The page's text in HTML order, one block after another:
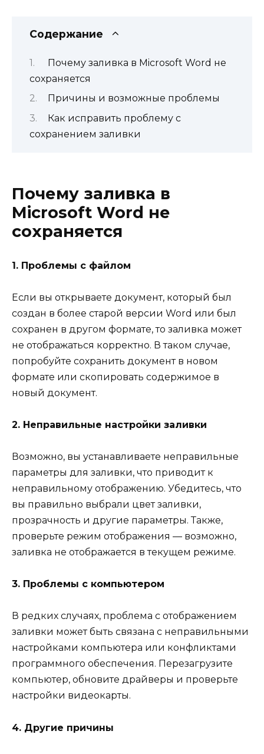
Содержание
Почему заливка в Microsoft Word не
сохраняется
Причины и возможные проблемы
Как исправить проблему с
сохранением заливки
Почему заливка в
Microsoft Word не
сохраняется
1. Проблемы с файлом
Если вы открываете документ, который был
создан в более старой версии Word или был
сохранен в другом формате, то заливка может
не отображаться корректно. В таком случае,
попробуйте сохранить документ в новом
формате или скопировать содержимое в
новый документ.
2. Неправильные настройки заливки
Возможно, вы устанавливаете неправильные
параметры для заливки, что приводит к
неправильному отображению. Убедитесь, что
вы правильно выбрали цвет заливки,
прозрачность и другие параметры. Также,
проверьте режим отображения — возможно,
заливка не отображается в текущем режиме.
3. Проблемы с компьютером
В редких случаях, проблема с отображением
заливки может быть связана с неправильными
настройками компьютера или конфликтами
программного обеспечения. Перезагрузите
компьютер, обновите драйверы и проверьте
настройки видеокарты.
4. Другие причины